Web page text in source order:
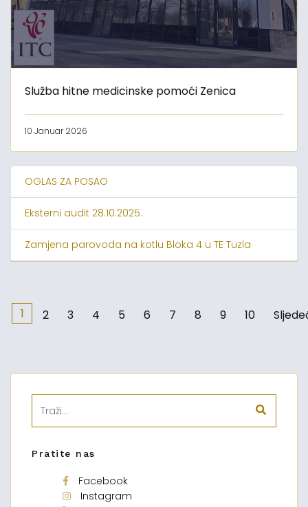
Služba hitne medicinske pomoći Zenica
10 Januar 2026
OGLAS ZA POSAO
Eksterni audit 28.10.2025.
Zamjena parovoda na kotlu Bloka 4 u TE Tuzla
1 2 3 4 5 6 7 8 9 10
Pratite nas
Facebook
Instagram